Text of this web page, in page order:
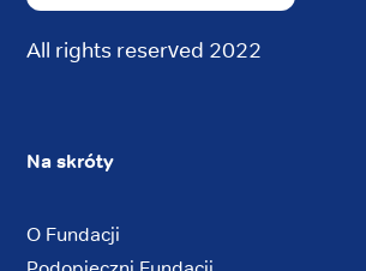
All rights reserved 2022
Na skróty
O Fundacji